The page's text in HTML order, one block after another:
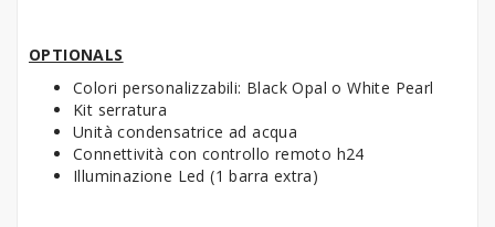
OPTIONALS
Colori personalizzabili: Black Opal o White Pearl
Kit serratura
Unità condensatrice ad acqua
Connettività con controllo remoto h24
Illuminazione Led (1 barra extra)